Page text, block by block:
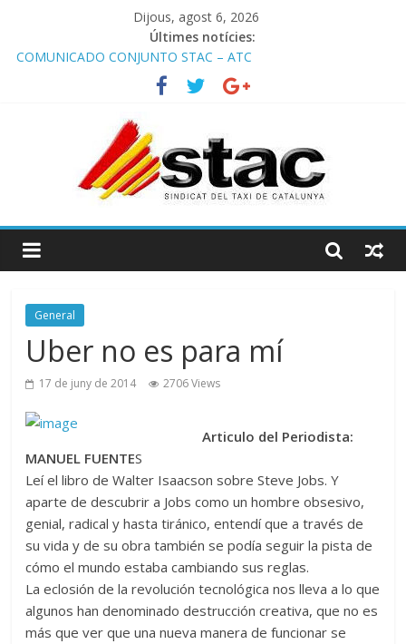
Dijous, agost 6, 2026
Últimes notícies:
COMUNICADO CONJUNTO STAC – ATC
Comunicado STAC/ ATC de la reunión con los Mossos d
‘Esquadra del aeropuerto de Barcelona.
Programa de Radio TAXI LIBRE 29.07.2026 en COOLTURA FM.
STAC/ATC SOLICITAN TAULA TÈCNICA PARA MEJORAR LA
OPERATIVA DE ENTRADA EN EL PUERTO DE BARCELONA.
Programa de Radio TAXI LIBRE 22.07.2026 en COOLTURA FM.
General
Uber no es para mí
17 de juny de 2014 2706 Views
Articulo del Periodista:
MANUEL FUENTES
Leí el libro de Walter Isaacson sobre Steve Jobs. Y
aparte de descubrir a Jobs como un hombre obsesivo,
genial, radical y hasta tiránico, entendí que a través de
su vida y de su obra también se podía seguir la pista de
cómo el mundo estaba cambiando sus reglas.
La eclosión de la revolución tecnológica nos lleva a lo que
algunos han denominado destrucción creativa, que no es
más que ver que una nueva manera de funcionar se